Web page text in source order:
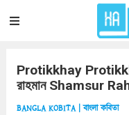
Protikkhay
রাহমান Shamsur
BANGLA KOBITA | বাংলা কবিতা